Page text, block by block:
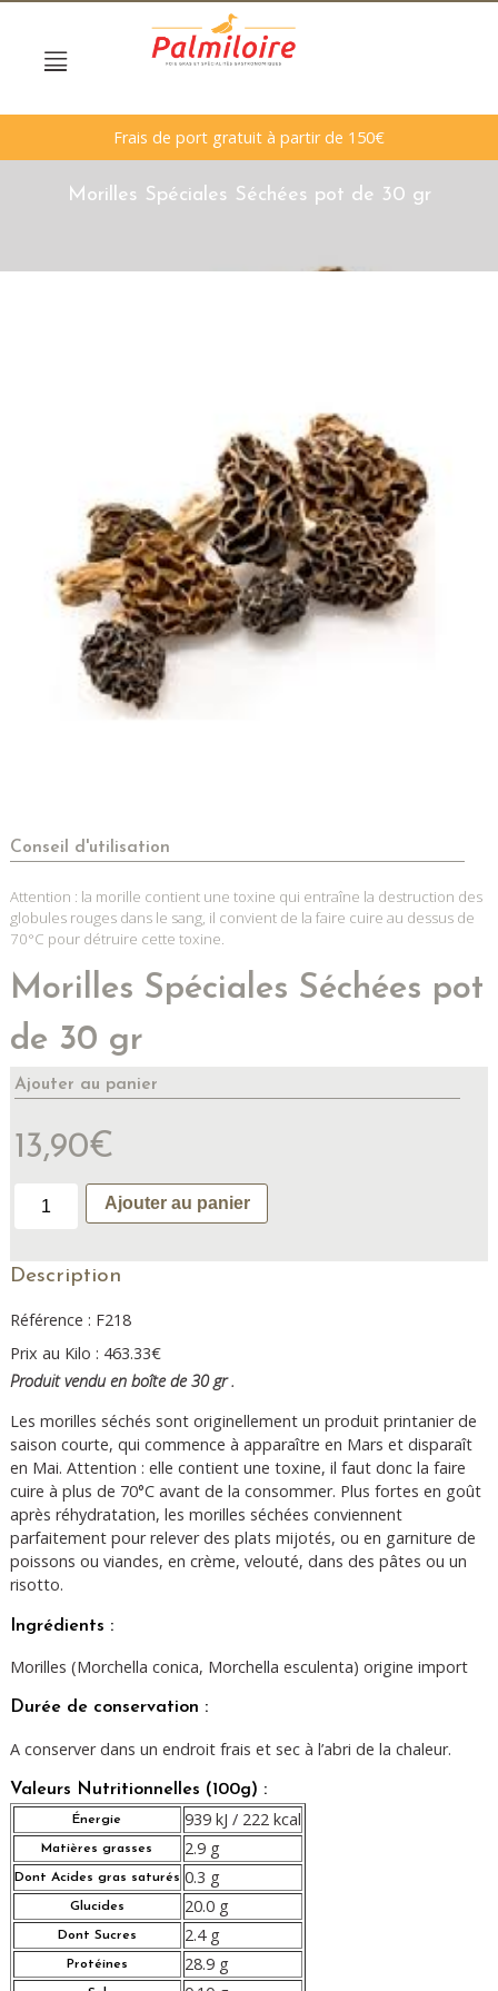
Frais de port gratuit à partir de 150€
Morilles Spéciales Séchées pot de 30 gr
Conseil d'utilisation
Attention : la morille contient une toxine qui entraîne la destruction des
globules rouges dans le sang, il convient de la faire cuire au dessus de
70°C pour détruire cette toxine.
Morilles Spéciales Séchées pot
de 30 gr
Ajouter au panier
13,90€
Spéciales
Séchées
pot
30
gr
Ajouter au panier
Description
Référence : F218
Prix au Kilo : 463.33€
Produit vendu en boîte de 30 gr .
Les morilles séchés sont originellement un produit printanier de
saison courte, qui commence à apparaître en Mars et disparaît
en Mai. Attention : elle contient une toxine, il faut donc la faire
cuire à plus de 70°C avant de la consommer. Plus fortes en goût
après réhydratation, les morilles séchées conviennent
parfaitement pour relever des plats mijotés, ou en garniture de
poissons ou viandes, en crème, velouté, dans des pâtes ou un
risotto.
Ingrédients :
Morilles (Morchella conica, Morchella esculenta) origine import
Durée de conservation :
A conserver dans un endroit frais et sec à l’abri de la chaleur.
Valeurs Nutritionnelles (100g) :
Énergie 939 kJ / 222 kcal
Matières grasses 2.9 g
Dont Acides gras saturés 0.3 g
Glucides 20.0 g
Dont Sucres 2.4 g
Protéines 28.9 g